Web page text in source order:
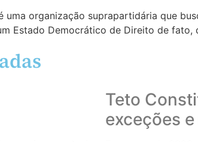
uma organização suprapartidária que
Estado Democrático de Direito de
Teto
exceções